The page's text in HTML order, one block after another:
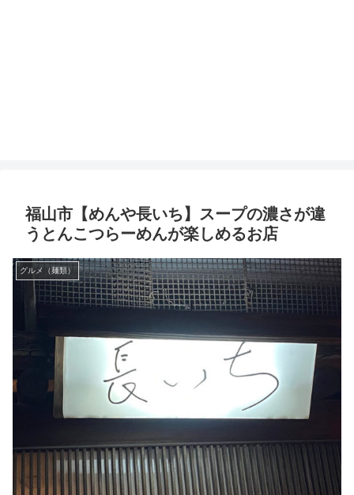
福山市【めんや長いち】スープの濃さが違
うとんこつらーめんが楽しめるお店
グルメ（麺類）